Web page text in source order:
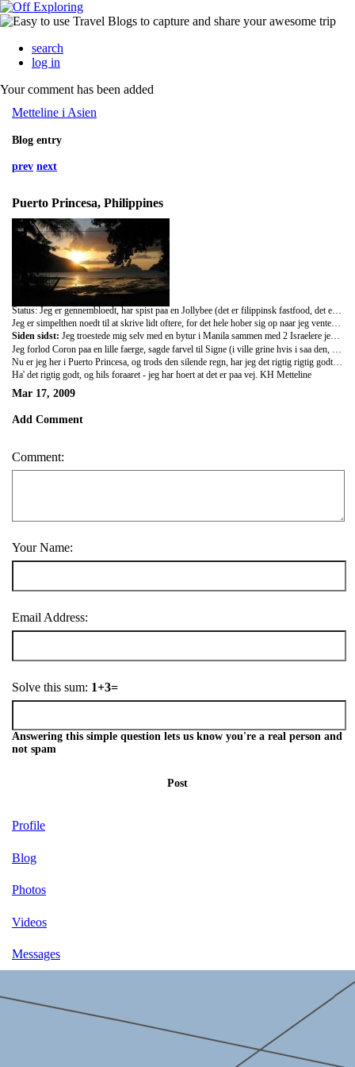
search
log in
Your comment has been added
Metteline i Asien
Blog entry
prev next
Puerto Princesa, Philippines
Status: Jeg er gennembloedt, har spist paa en Jollybee (det er filippinsk fastfood, det er ligesom pap, bare med smag), har koebt hurtignudler til i morgen tidlig og 4 mangoer, har en solbraendt roev som jeg tilegnede mig da jeg snorklede med numsen i overfladen i 40 min i El Nido, og saa har jeg sendt alt mit toej til vask med fare for at det ikke kan naa at blive toert foer jeg skal med fly i morgen! Jeg ankom til Puerto Princesa i eftermiddags, efter en lang (og OEM!) bustur fra El Nido, hvor vi selvfoelgelig ogsaa punkterede en enkelt gang. Jeg havde forsaedet, saa trods oem rumpe og regn der stod ned i staenger, havde jeg den gode udsigt, for: FILIPPINERNE er SAA smukt! Det er saadan helt ubeskriveligt. Jeg kunne sige: enorme klippeoer med hvide sandstrande, papaya og mangotraer overalt og krystalblaat og groent saltvand, og i ville stadig ikke kunne forstaa hvad jeg mener med det!
Jeg er simpelthen noedt til at skrive lidt oftere, for det hele hober sig op naar jeg venter et par dage!
Siden sidst: Jeg troestede mig selv med en bytur i Manila sammen med 2 Israelere jeg ogsaa havde moedt i Vang Vieng, og en rigtig flink engalender - det endte med at jeg ikke sov foer jeg skulle med flyet klokken 8 naeste morgen mod Coron. Coron er en lille fiskerby der er kendt for sine skibsvrag fra 2. Verdenskrig, og det ville jeg selvfoelgelig ikke gaa glip af, saa jeg meldte mig paa til naeste morgen hos Corondivers. Jeg sov eftermiddagen vaek, og gik ned og saa den smukkeste solnedgang med de lokale boern. Vi var kun 2 dykkere, saa der var rigtig meget plads paa baaden. Jeg faldt hurtigt i snak med Ivan og Christian, de to divemastere og Christian blev min buddy under vandet. Det var utroligt at dykke ned og pludselig have et gammelt krigsskib foran sig - endnu mere utroligt var det at dykke igennem dem! Vi kom igennem huller og gamle indgange hvor der kun lige var plads til en af gangen - Christian var rigtig god til at tage min haand og holde oeje med mig - det var jo kun mit 7 dyk. Vi dykkede i 2 vrag og Olympia var det bedste. Der kom man helt ind igennem smaa huller og gange - og der laa gamle mursten med inskriptioner paa, paa bunden. Jeg havede nu ellers haabet paa at se nogle knogler, men de var vaek. Christian "inviterede"mig med op og se solnedgangen fra Mt Tapyas (LAES: 728 trin op ad et stejlt bjerg!!!) og det tog jeg imod - det var alle trin vaerd, for man havde hele udsigten. Senere gav han drinks, saa han var en rigtig filipino-gentleman. Om aftenen stoedte jeg endelig ind i Signe fra TAG, og saa spiste vi aftensmad sammen. Stroemmen havde det med at komme og gaa i Coron, det er en del af charmen.
Ha' det rigtig godt, og hils foraaret - jeg har hoert at det er paa vej. KH Metteline
Mar 17, 2009
Add Comment
Comment:
Your Name:
Email Address:
Solve this sum: 1+3=
Answering this simple question lets us know you're a real person and
not spam
Post
Profile
Blog
Photos
Videos
Messages